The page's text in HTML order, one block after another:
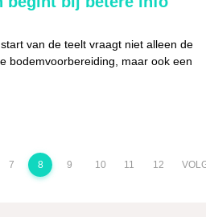
van de teelt vraagt niet alleen de
bodemvoorbereiding, maar ook een
7 8 9 10 11 12